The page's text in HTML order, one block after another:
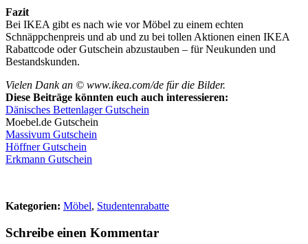
Fazit
Bei IKEA gibt es nach wie vor Möbel zu einem echten
Schnäppchenpreis und ab und zu bei tollen Aktionen einen IKEA
Rabattcode oder Gutschein abzustauben – für Neukunden und
Bestandskunden.
Vielen Dank an © www.ikea.com/de für die Bilder.
Diese Beiträge könnten euch auch interessieren:
Dänisches Bettenlager Gutschein
Moebel.de Gutschein
Massivum Gutschein
Höffner Gutschein
Erkmann Gutschein
Kategorien: Möbel, Studentenrabatte
Schreibe einen Kommentar